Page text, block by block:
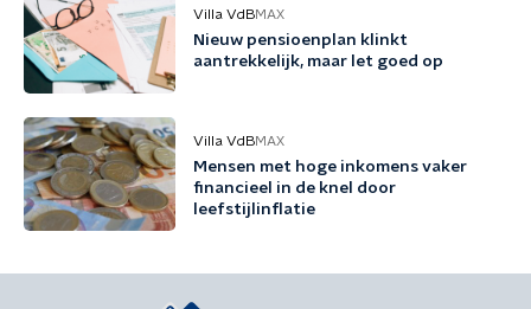
Villa VdBMAX
Nieuw pensioenplan klinkt
aantrekkelijk, maar let goed op
Villa VdBMAX
Mensen met hoge inkomens vaker
financieel in de knel door
leefstijlinflatie